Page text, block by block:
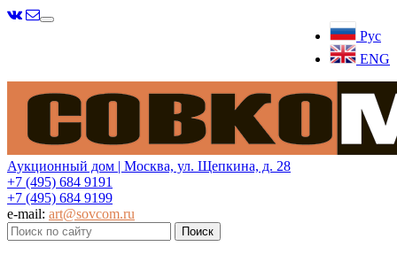
Рус
ENG
Меню
Аукционный дом | Москва, ул. Щепкина, д. 28
+7 (495) 684 9191
+7 (495) 684 9199
e-mail: art@sovcom.ru